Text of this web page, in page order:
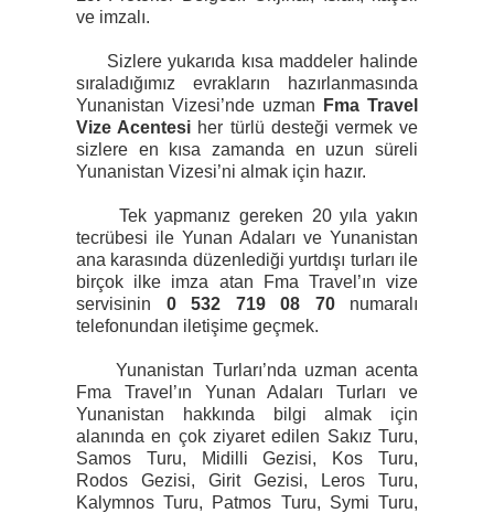
ve imzalı.
Sizlere yukarıda kısa maddeler halinde
sıraladığımız evrakların hazırlanmasında
Yunanistan Vizesi’nde uzman
Fma Travel
Vize Acentesi her türlü desteği vermek ve
sizlere en kısa zamanda en uzun süreli
Yunanistan Vizesi’ni almak için hazır.
Tek yapmanız gereken 20 yıla yakın
tecrübesi ile Yunan Adaları ve Yunanistan
ana karasında düzenlediği yurtdışı turları ile
birçok ilke imza atan Fma Travel’ın vize
servisinin 0 532 719 08 70numaralı
telefonundan iletişime geçmek.
Yunanistan Turları’nda uzman acenta
Fma Travel’ın Yunan Adaları Turları ve
Yunanistan hakkında bilgi almak için
alanında en çok ziyaret edilen Sakız Turu,
Samos Turu, Midilli Gezisi, Kos Turu,
Rodos Gezisi, Girit Gezisi, Leros Turu,
Kalymnos Turu, Patmos Turu, Symi Turu,